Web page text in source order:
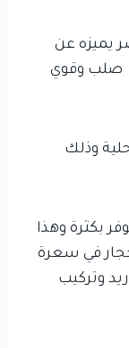
يميزه عن
صلب وقوي
وذلك
بكثرة وهذا
في سعرة
وتركيب